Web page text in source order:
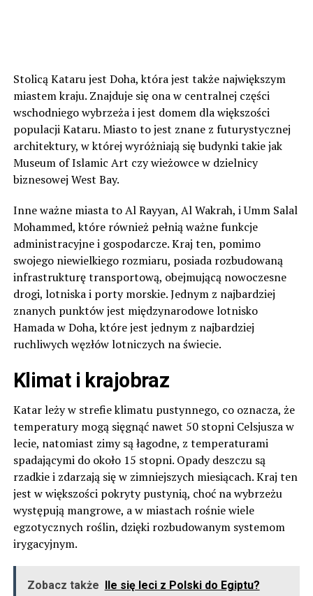
Stolicą Kataru jest Doha, która jest także największym
miastem kraju. Znajduje się ona w centralnej części
wschodniego wybrzeża i jest domem dla większości
populacji Kataru. Miasto to jest znane z futurystycznej
architektury, w której wyróżniają się budynki takie jak
Museum of Islamic Art czy wieżowce w dzielnicy
biznesowej West Bay.
Inne ważne miasta to Al Rayyan, Al Wakrah, i Umm Salal
Mohammed, które również pełnią ważne funkcje
administracyjne i gospodarcze. Kraj ten, pomimo
swojego niewielkiego rozmiaru, posiada rozbudowaną
infrastrukturę transportową, obejmującą nowoczesne
drogi, lotniska i porty morskie. Jednym z najbardziej
znanych punktów jest międzynarodowe lotnisko
Hamada w Doha, które jest jednym z najbardziej
ruchliwych węzłów lotniczych na świecie.
Klimat i krajobraz
Katar leży w strefie klimatu pustynnego, co oznacza, że
temperatury mogą sięgnąć nawet 50 stopni Celsjusza w
lecie, natomiast zimy są łagodne, z temperaturami
spadającymi do około 15 stopni. Opady deszczu są
rzadkie i zdarzają się w zimniejszych miesiącach. Kraj ten
jest w większości pokryty pustynią, choć na wybrzeżu
występują mangrowe, a w miastach rośnie wiele
egzotycznych roślin, dzięki rozbudowanym systemom
irygacyjnym.
Zobacz także Ile się leci z Polski do Egiptu?